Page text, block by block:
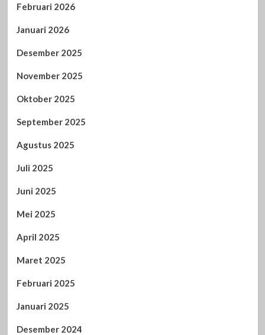
Februari 2026
Januari 2026
Desember 2025
November 2025
Oktober 2025
September 2025
Agustus 2025
Juli 2025
Juni 2025
Mei 2025
April 2025
Maret 2025
Februari 2025
Januari 2025
Desember 2024